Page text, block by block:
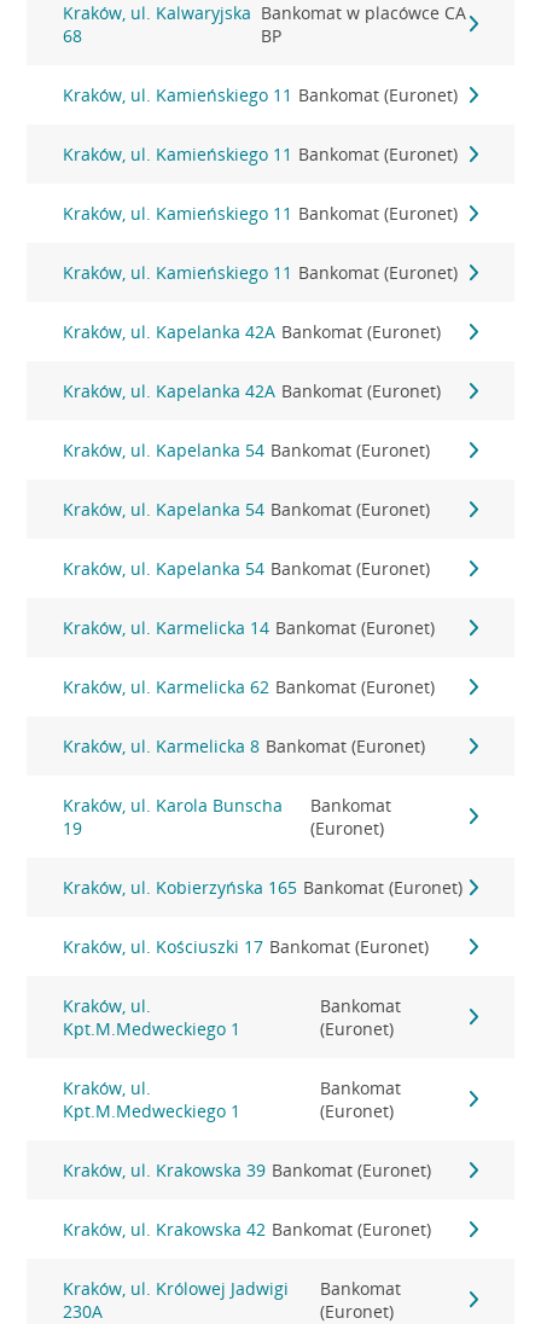
Kraków, ul. Kalwaryjska
68
Bankomat w placówce CA
BP
Kraków, ul. Kamieńskiego 11 Bankomat (Euronet)
Kraków, ul. Kamieńskiego 11 Bankomat (Euronet)
Kraków, ul. Kamieńskiego 11 Bankomat (Euronet)
Kraków, ul. Kamieńskiego 11 Bankomat (Euronet)
Kraków, ul. Kapelanka 42A Bankomat (Euronet)
Kraków, ul. Kapelanka 42A Bankomat (Euronet)
Kraków, ul. Kapelanka 54 Bankomat (Euronet)
Kraków, ul. Kapelanka 54 Bankomat (Euronet)
Kraków, ul. Kapelanka 54 Bankomat (Euronet)
Kraków, ul. Karmelicka 14 Bankomat (Euronet)
Kraków, ul. Karmelicka 62 Bankomat (Euronet)
Kraków, ul. Karmelicka 8 Bankomat (Euronet)
Kraków, ul. Karola Bunscha
19
Bankomat
(Euronet)
Kraków, ul. Kobierzyńska 165 Bankomat (Euronet)
Kraków, ul. Kościuszki 17 Bankomat (Euronet)
Kraków, ul.
Kpt.M.Medweckiego 1
Bankomat
(Euronet)
Kraków, ul.
Kpt.M.Medweckiego 1
Bankomat
(Euronet)
Kraków, ul. Krakowska 39 Bankomat (Euronet)
Kraków, ul. Krakowska 42 Bankomat (Euronet)
Kraków, ul. Królowej Jadwigi
230A
Bankomat
(Euronet)